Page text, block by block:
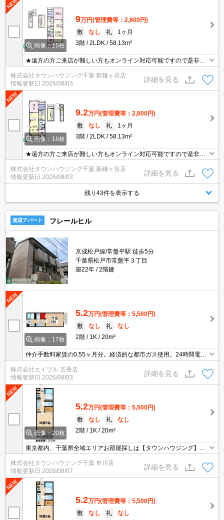
画像：16枚
9万円(管理費等：2,800円)
敷
なし 礼
1ヶ月
3階
2LDK 58.13m²
★遠方の方ご来店が難しい方もオンライン対応可能ですので是非一
度ご相談くださいませ！お部屋探しはタウンハウジングにお任せ下
さい★
株式会社タウンハウジング千葉 新鎌ヶ谷店
情報更新日 2026/08/03
詳細を見る
画像：16枚
9.2万円(管理費等：2,800円)
敷
なし 礼
1ヶ月
3階
2LDK 58.13m²
★遠方の方ご来店が難しい方もオンライン対応可能ですので是非一
度ご相談くださいませ！お部屋探しはタウンハウジングにお任せ下
さい★
株式会社タウンハウジング千葉 新鎌ヶ谷店
情報更新日 2026/08/03
詳細を見る
残り43件を表示する
賃貸アパート フレールヒル
京成松戸線/常盤平駅 徒歩5分
千葉県松戸市常盤平３丁目
築22年
2階建
画像：17枚
5.2万円(管理費等：5,500円)
敷
なし 礼
なし
2階
1K 20m²
仲介手数料家賃の0.55ヶ月分。経済的な都市ガス使用。24時間電話
対応システム。室内物干しあり。温水洗浄便座付き。最寄り駅まで
徒歩5分！。買い物便利。うれしい礼金0!。TVインターホン付き。
株式会社エイブル 五香店
情報更新日 2026/08/03
詳細を見る
画像：20枚
5.2万円(管理費等：5,500円)
敷
なし 礼
なし
2階
1K 20m²
東京都内、千葉県全域エリアお部屋探しは【タウンハウジング】に
お任せください！オンラインでご相談・ご見学・ご契約お手続きも
ご対応可能です。
株式会社タウンハウジング千葉 市川店
情報更新日 2026/08/07
詳細を見る
5.2万円(管理費等：5,500円)
敷
なし 礼
なし